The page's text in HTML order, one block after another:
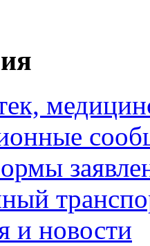
и новости